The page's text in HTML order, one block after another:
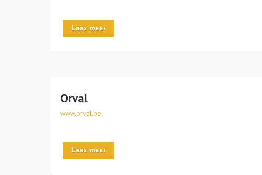
Lees meer
Orval
www.orval.be
Lees meer